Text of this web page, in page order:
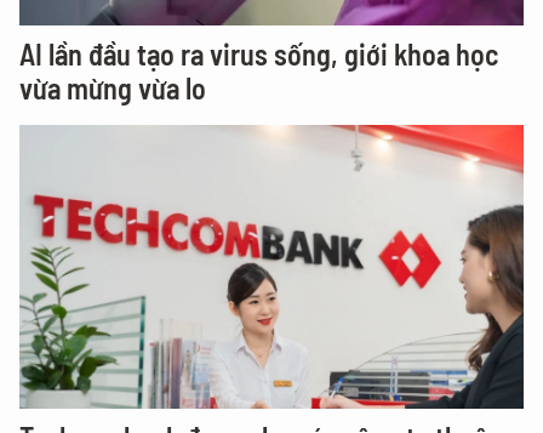
AI lần đầu tạo ra virus sống, giới khoa học
vừa mừng vừa lo